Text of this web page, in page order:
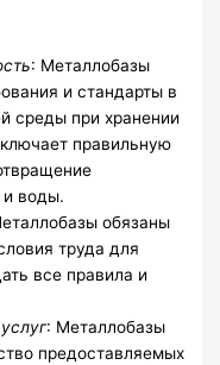
: Металлобазы
и стандарты в
среды при хранении
правильную
и воды.
обязаны
труда для
все правила и
: Металлобазы
предоставляемых